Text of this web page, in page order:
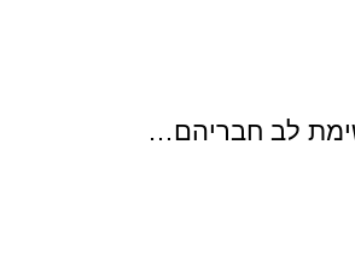
לב חבריהם…